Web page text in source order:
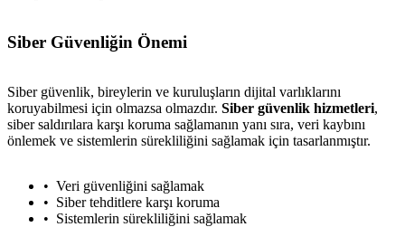
Siber Güvenliğin Önemi
Siber güvenlik, bireylerin ve kuruluşların dijital varlıklarını
koruyabilmesi için olmazsa olmazdır. Siber güvenlik hizmetleri,
siber saldırılara karşı koruma sağlamanın yanı sıra, veri kaybını
önlemek ve sistemlerin sürekliliğini sağlamak için tasarlanmıştır.
Veri güvenliğini sağlamak
Siber tehditlere karşı koruma
Sistemlerin sürekliliğini sağlamak